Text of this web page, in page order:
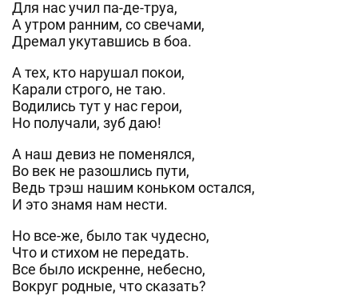
Для нас учил па-де-труа,
А утром ранним, со свечами,
Дремал укутавшись в боа.
А тех, кто нарушал покои,
Карали строго, не таю.
Водились тут у нас герои,
Но получали, зуб даю!
А наш девиз не поменялся,
Во век не разошлись пути,
Ведь трэш нашим коньком остался,
И это знамя нам нести.
Но все-же, было так чудесно,
Что и стихом не передать.
Все было искренне, небесно,
Вокруг родные, что сказать?